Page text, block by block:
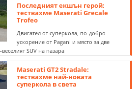
Последният екшън герой:
тествахме Maserati Grecale
Trofeo
Двигател от суперкола, по-добро
ускорение от Pagani и място за две
SUV на пазара
Maserati GT2 Stradale:
тествахме най-новата
суперкола в света